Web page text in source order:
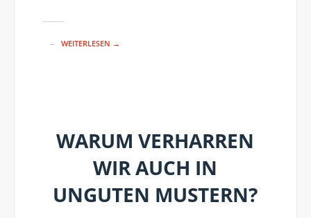
WEITERLESEN →
WARUM VERHARREN
WIR AUCH IN
UNGUTEN MUSTERN?